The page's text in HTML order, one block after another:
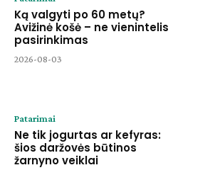
Ką valgyti po 60 metų?
Avižinė košė – ne vienintelis
pasirinkimas
2026-08-03
Patarimai
Ne tik jogurtas ar kefyras:
šios daržovės būtinos
žarnyno veiklai